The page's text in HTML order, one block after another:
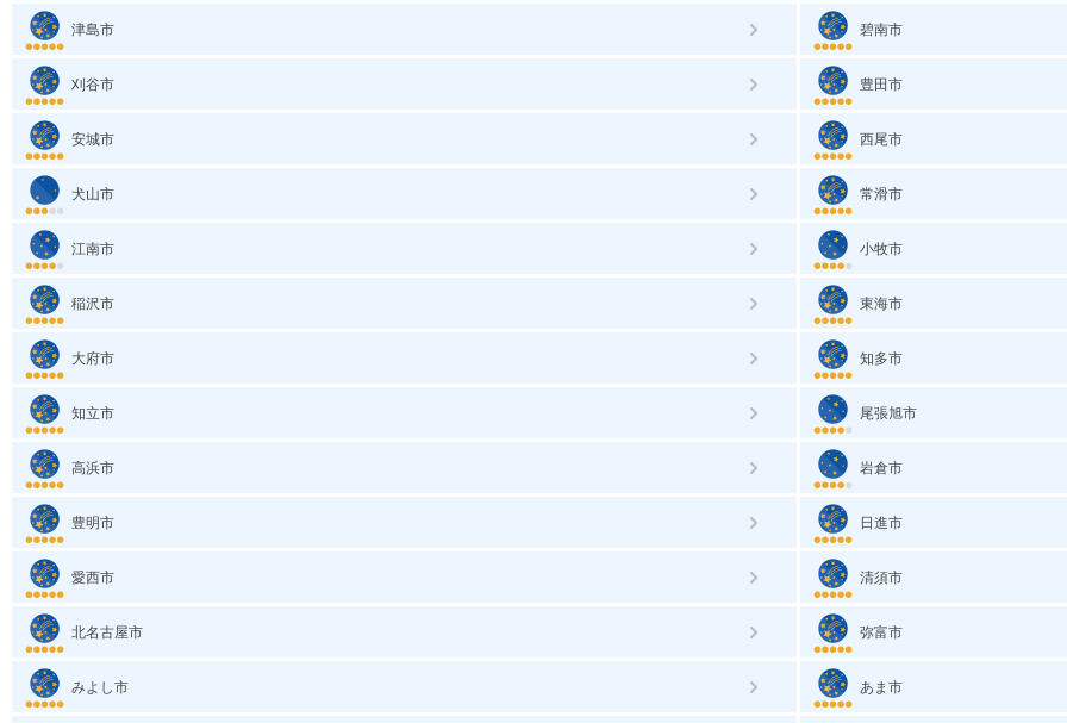
津島市 碧南市
刈谷市 豊田市
安城市 西尾市
犬山市 常滑市
江南市 小牧市
稲沢市 東海市
大府市 知多市
知立市 尾張旭市
高浜市 岩倉市
豊明市 日進市
愛西市 清須市
北名古屋市 弥富市
みよし市 あま市